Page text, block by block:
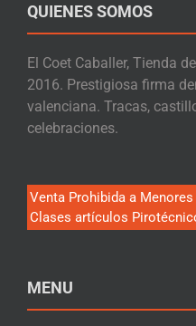
QUIENES SOMOS
El Coet Caballer, Tienda
2016. Prestigiosa firma
valenciana. Tracas,
celebraciones.
Venta Prohibida a
Clases artículos
MENU